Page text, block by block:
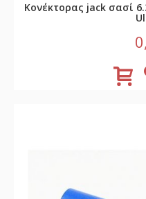
Κονέκτορας jack σασί